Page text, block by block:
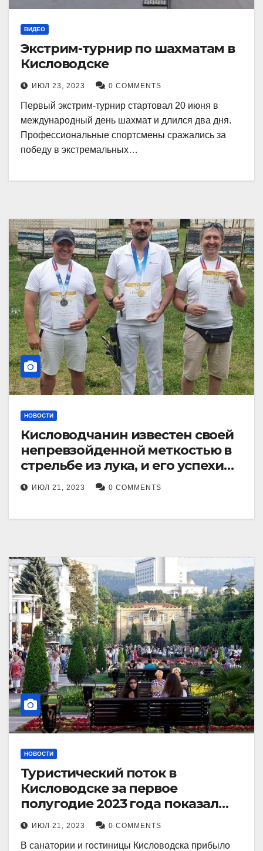
ВИДЕО
Экстрим-турнир по шахматам в
Кисловодске
ИЮЛ 23, 2023 0 COMMENTS
Первый экстрим-турнир стартовал 20 июня в
международный день шахмат и длился два дня.
Профессиональные спортсмены сражались за
победу в экстремальных…
НОВОСТИ
Кисловодчанин известен своей
непревзойденной меткостью в
стрельбе из лука, и его успехи
прославили его в
Ставропольском крае.
ИЮЛ 21, 2023 0 COMMENTS
НОВОСТИ
Туристический поток в
Кисловодске за первое
полугодие 2023 года показал
рекордный рост в 21 процент.
ИЮЛ 21, 2023 0 COMMENTS
В санатории и гостиницы Кисловодска прибыло